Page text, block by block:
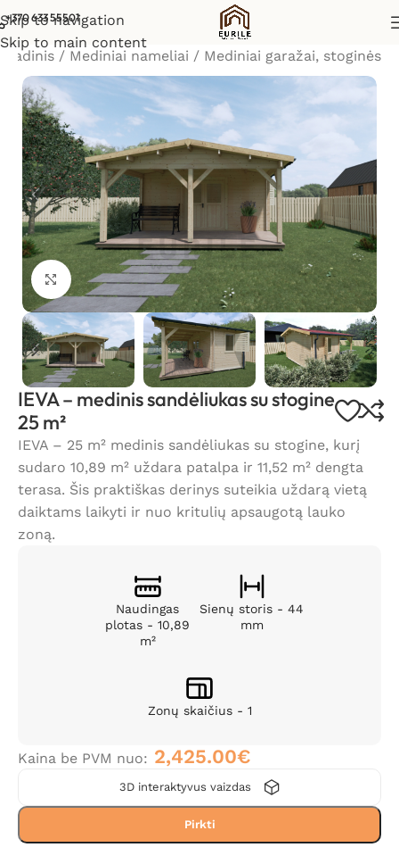
Skip to navigation
Skip to main content
+370 633 55501
Pradinis / Mediniai nameliai / Mediniai garažai, stoginės
Padidinti vaizdą
IEVA – medinis sandėliukas su stogine
25 m²
IEVA – 25 m² medinis sandėliukas su stogine, kurį
sudaro 10,89 m² uždara patalpa ir 11,52 m² dengta
terasa. Šis praktiškas derinys suteikia uždarą vietą
daiktams laikyti ir nuo kritulių apsaugotą lauko
zoną.
Naudingas
plotas - 10,89
m²
Sienų storis - 44
mm
Zonų skaičius - 1
Kaina be PVM nuo: 2,425.00€
Pirkti
3D interaktyvus vaizdas